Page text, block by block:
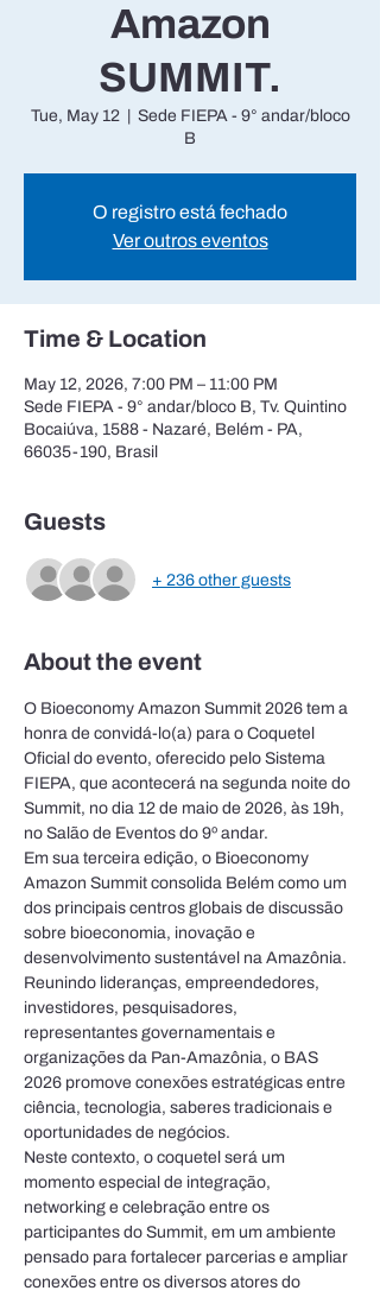
Amazon
SUMMIT.
Tue, May 12
  |
Sede FIEPA - 9° andar/bloco
B
O registro está fechado
Ver outros eventos
Time & Location
May 12, 2026, 7:00 PM – 11:00 PM
Sede FIEPA - 9° andar/bloco B, Tv. Quintino
Bocaiúva, 1588 - Nazaré, Belém - PA,
66035-190, Brasil
Guests
+ 236 other guests
About the event
O Bioeconomy Amazon Summit 2026 tem a
honra de convidá-lo(a) para o Coquetel
Oficial do evento, oferecido pelo Sistema
FIEPA, que acontecerá na segunda noite do
Summit, no dia 12 de maio de 2026, às 19h,
no Salão de Eventos do 9º andar.
Em sua terceira edição, o Bioeconomy
Amazon Summit consolida Belém como um
dos principais centros globais de discussão
sobre bioeconomia, inovação e
desenvolvimento sustentável na Amazônia.
Reunindo lideranças, empreendedores,
investidores, pesquisadores,
representantes governamentais e
organizações da Pan-Amazônia, o BAS
2026 promove conexões estratégicas entre
ciência, tecnologia, saberes tradicionais e
oportunidades de negócios.
Neste contexto, o coquetel será um
momento especial de integração,
networking e celebração entre os
participantes do Summit, em um ambiente
pensado para fortalecer parcerias e ampliar
conexões entre os diversos atores do